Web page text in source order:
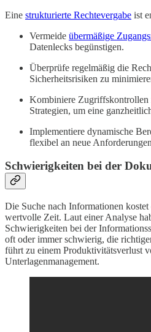
Eine strukturierte Rechtevergabe ist
Vermeide übermäßige
Datenlecks begünstigen.
Überprüfe regelmäßig die
Sicherheitsrisiken zu
Kombiniere Zugriffskontrollen
Strategien, um eine
Implementiere dynamische
flexibel an neue
Schwierigkeiten bei der
Die Suche nach Informationen
wertvolle Zeit. Laut einer Analyse
Schwierigkeiten bei der
oft oder immer schwierig, die
führt zu einem Produktivitätsverlust
Unterlagenmanagement.